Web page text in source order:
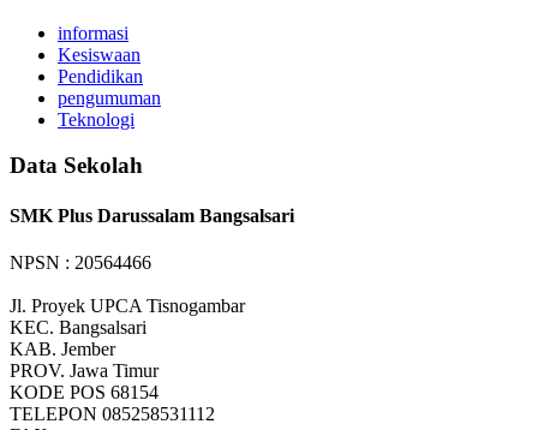
informasi
Kesiswaan
Pendidikan
pengumuman
Teknologi
Data Sekolah
SMK Plus Darussalam Bangsalsari
NPSN : 20564466
Jl. Proyek UPCA Tisnogambar
KEC. Bangsalsari
KAB. Jember
PROV. Jawa Timur
KODE POS 68154
TELEPON 085258531112